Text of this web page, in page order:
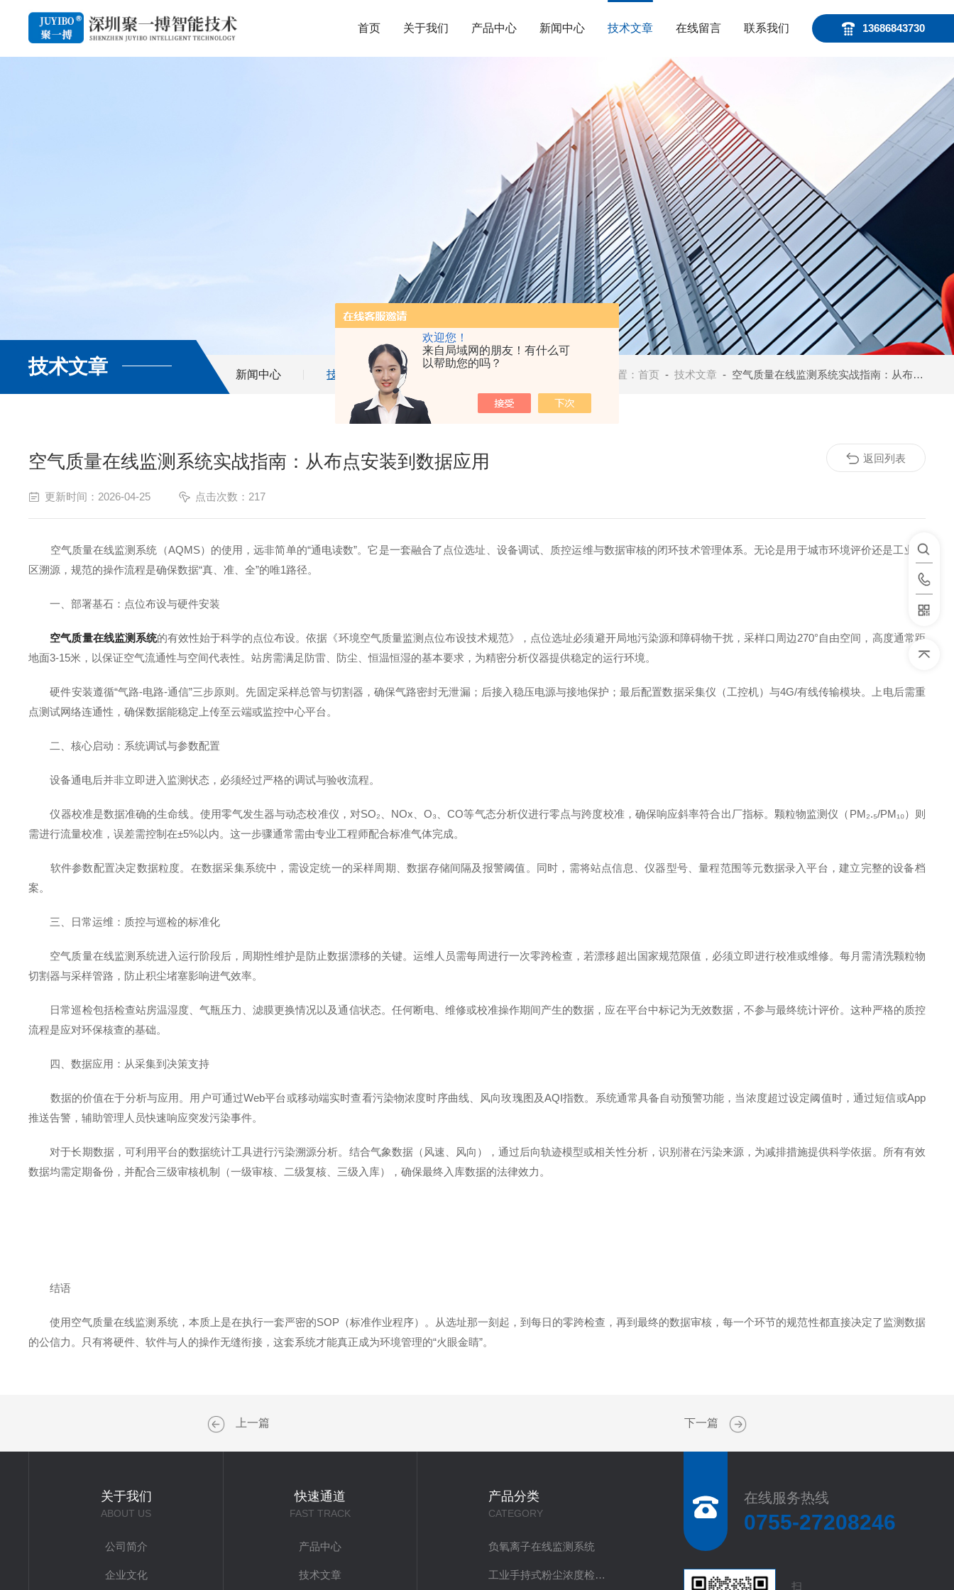
欢迎您！
来自局域网的朋友！有什么可
以帮助您的吗？
13686843730
首页 关于我们 产品中心 新闻中心 技术文章 在线留言 联系我们
技术文章 新闻中心 技术文章 当前位置：首页 -技术文章 - 空气质量在线监测系统实战指南：从布点安装到数据应用
空气质量在线监测系统实战指南：从布点安装到数据应用
更新时间：2026-04-25 点击次数：217
空气质量在线监测系统（AQMS）的使用，远非简单的“通电读数”。它是一套融合了点位选址、设备调试、质控运维与数据审核的闭环技术管理体系。无论是用于城市环境评价还是工业园
区溯源，规范的操作流程是确保数据“真、准、全”的唯1路径。
一、部署基石：点位布设与硬件安装
空气质量在线监测系统的有效性始于科学的点位布设。依据《环境空气质量监测点位布设技术规范》，点位选址必须避开局地污染源和障碍物干扰，采样口周边270°自由空间，高度通常距
地面3-15米，以保证空气流通性与空间代表性。站房需满足防雷、防尘、恒温恒湿的基本要求，为精密分析仪器提供稳定的运行环境。
硬件安装遵循“气路-电路-通信”三步原则。先固定采样总管与切割器，确保气路密封无泄漏；后接入稳压电源与接地保护；最后配置数据采集仪（工控机）与4G/有线传输模块。上电后需重
点测试网络连通性，确保数据能稳定上传至云端或监控中心平台。
二、核心启动：系统调试与参数配置
设备通电后并非立即进入监测状态，必须经过严格的调试与验收流程。
仪器校准是数据准确的生命线。使用零气发生器与动态校准仪，对SO₂、NOx、O₃、CO等气态分析仪进行零点与跨度校准，确保响应斜率符合出厂指标。颗粒物监测仪（PM₂.₅/PM₁₀）则
需进行流量校准，误差需控制在±5%以内。这一步骤通常需由专业工程师配合标准气体完成。
软件参数配置决定数据粒度。在数据采集系统中，需设定统一的采样周期、数据存储间隔及报警阈值。同时，需将站点信息、仪器型号、量程范围等元数据录入平台，建立完整的设备档
案。
三、日常运维：质控与巡检的标准化
空气质量在线监测系统进入运行阶段后，周期性维护是防止数据漂移的关键。运维人员需每周进行一次零跨检查，若漂移超出国家规范限值，必须立即进行校准或维修。每月需清洗颗粒物
切割器与采样管路，防止积尘堵塞影响进气效率。
日常巡检包括检查站房温湿度、气瓶压力、滤膜更换情况以及通信状态。任何断电、维修或校准操作期间产生的数据，应在平台中标记为无效数据，不参与最终统计评价。这种严格的质控
流程是应对环保核查的基础。
四、数据应用：从采集到决策支持
数据的价值在于分析与应用。用户可通过Web平台或移动端实时查看污染物浓度时序曲线、风向玫瑰图及AQI指数。系统通常具备自动预警功能，当浓度超过设定阈值时，通过短信或App
推送告警，辅助管理人员快速响应突发污染事件。
对于长期数据，可利用平台的数据统计工具进行污染溯源分析。结合气象数据（风速、风向），通过后向轨迹模型或相关性分析，识别潜在污染来源，为减排措施提供科学依据。所有有效
数据均需定期备份，并配合三级审核机制（一级审核、二级复核、三级入库），确保最终入库数据的法律效力。
结语
使用空气质量在线监测系统，本质上是在执行一套严密的SOP（标准作业程序）。从选址那一刻起，到每日的零跨检查，再到最终的数据审核，每一个环节的规范性都直接决定了监测数据
的公信力。只有将硬件、软件与人的操作无缝衔接，这套系统才能真正成为环境管理的“火眼金睛”。
返回列表
上一篇 下一篇
关于我们
ABOUT US
公司简介
企业文化
快速通道
FAST TRACK
产品中心
技术文章
产品分类
CATEGORY
负氧离子在线监测系统
工业手持式粉尘浓度检测仪
在线服务热线
0755-27208246
扫